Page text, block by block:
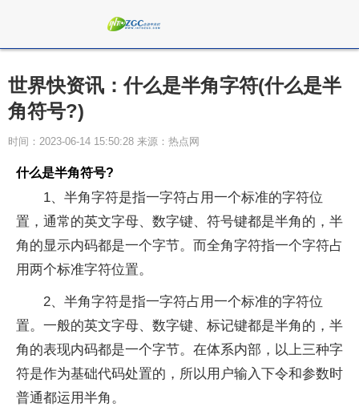
世界快资讯：什么是半角字符(什么是半
角符号?)
时间：2023-06-14 15:50:28 来源：热点网
什么是半角符号?
1、半角字符是指一字符占用一个标准的字符位
置，通常的英文字母、数字键、符号键都是半角的，半
角的显示内码都是一个字节。而全角字符指一个字符占
用两个标准字符位置。
2、半角字符是指一字符占用一个标准的字符位
置。一般的英文字母、数字键、标记键都是半角的，半
角的表现内码都是一个字节。在体系内部，以上三种字
符是作为基础代码处置的，所以用户输入下令和参数时
普通都运用半角。